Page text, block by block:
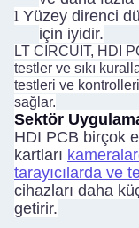
l Yüzey direnci
için iyidir.
LT CIRCUIT, HDI
testler ve sıkı
testleri ve
sağlar.
Sektör
HDI PCB birçok
kartları
tarayıcılarda ve
cihazları daha
getirir.